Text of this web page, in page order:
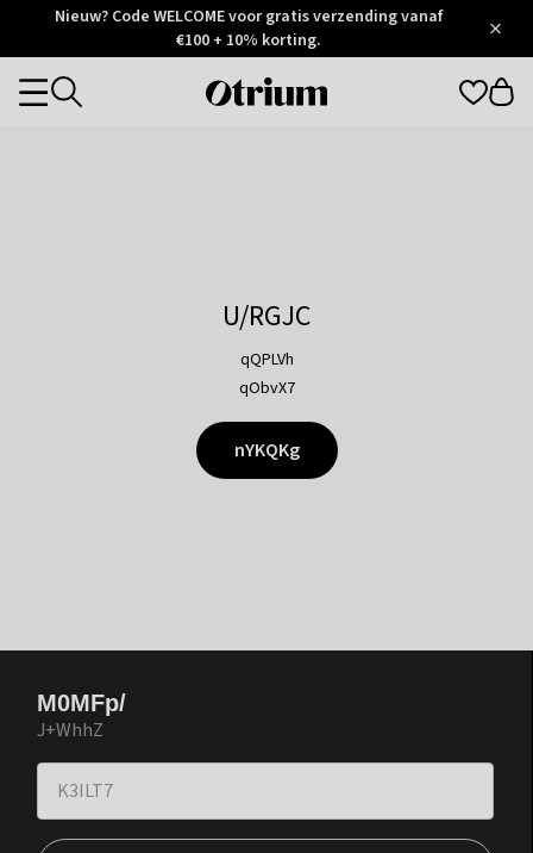
Otrium
Trustpilot
Nieuw? Code WELCOME voor gratis verzending vanaf
€100 + 10% korting.
Otrium
Categories
U/RGJC
qQPLVh
qObvX7
nYKQKg
M0MFp/
J+WhhZ